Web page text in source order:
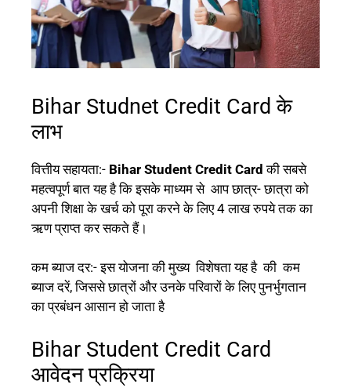
Bihar Studnet Credit Card के
लाभ
वित्तीय सहायता:- Bihar Student Credit Card की सबसे
महत्वपूर्ण बात यह है कि इसके माध्यम से आप छात्र- छात्रा को
अपनी शिक्षा के खर्च को पूरा करने के लिए 4 लाख रुपये तक का
ऋण प्राप्त कर सकते हैं।
कम ब्याज दर:- इस योजना की मुख्य विशेषता यह है की कम
ब्याज दरें, जिससे छात्रों और उनके परिवारों के लिए पुनर्भुगतान
का प्रबंधन आसान हो जाता है
Bihar Student Credit Card
आवेदन प्रक्रिया